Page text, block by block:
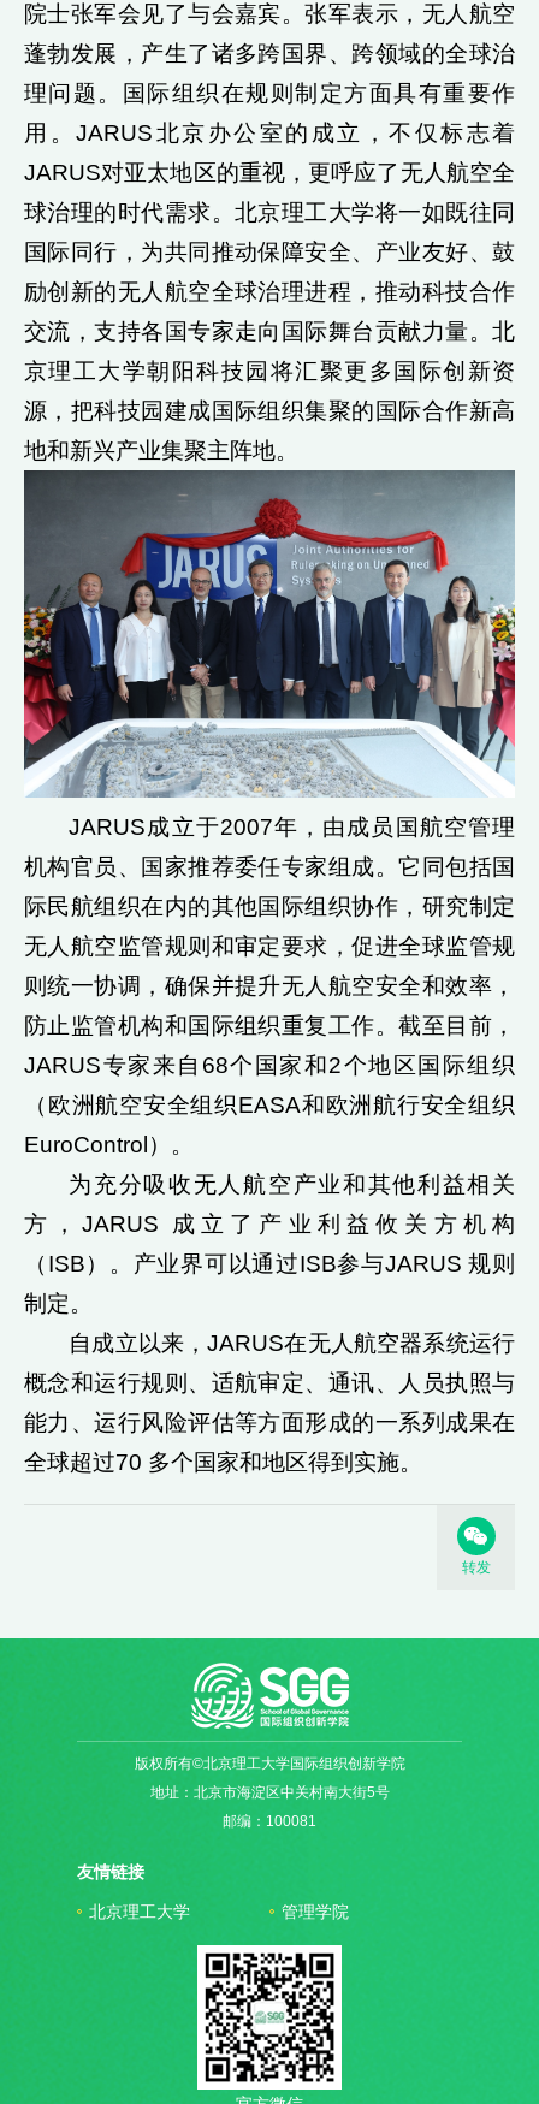
院士张军会见了与会嘉宾。张军表示，无人航空
蓬勃发展，产生了诸多跨国界、跨领域的全球治
理问题。国际组织在规则制定方面具有重要作
用。JARUS北京办公室的成立，不仅标志着
JARUS对亚太地区的重视，更呼应了无人航空全
球治理的时代需求。北京理工大学将一如既往同
国际同行，为共同推动保障安全、产业友好、鼓
励创新的无人航空全球治理进程，推动科技合作
交流，支持各国专家走向国际舞台贡献力量。北
京理工大学朝阳科技园将汇聚更多国际创新资
源，把科技园建成国际组织集聚的国际合作新高
地和新兴产业集聚主阵地。
JARUS成立于2007年，由成员国航空管理
机构官员、国家推荐委任专家组成。它同包括国
际民航组织在内的其他国际组织协作，研究制定
无人航空监管规则和审定要求，促进全球监管规
则统一协调，确保并提升无人航空安全和效率，
防止监管机构和国际组织重复工作。截至目前，
JARUS专家来自68个国家和2个地区国际组织
（欧洲航空安全组织EASA和欧洲航行安全组织
EuroControl）。
为充分吸收无人航空产业和其他利益相关
方，JARUS 成立了产业利益攸关方机构
（ISB）。产业界可以通过ISB参与JARUS 规则
制定。
自成立以来，JARUS在无人航空器系统运行
概念和运行规则、适航审定、通讯、人员执照与
能力、运行风险评估等方面形成的一系列成果在
全球超过70 多个国家和地区得到实施。
转发
版权所有©北京理工大学国际组织创新学院
地址：北京市海淀区中关村南大街5号
邮编：100081
友情链接
北京理工大学 管理学院